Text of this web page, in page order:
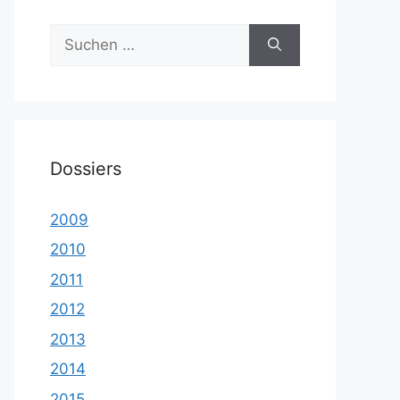
nach:
Dossiers
2009
2010
2011
2012
2013
2014